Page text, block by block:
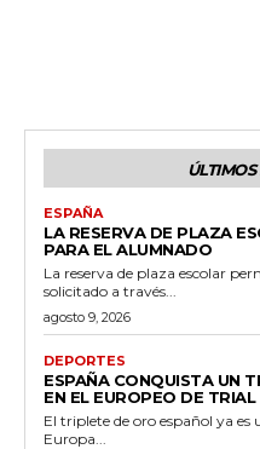
ESPAÑA
LA RESERVA DE PLAZA
PARA EL ALUMNADO
La reserva de plaza escolar
solicitado a través...
agosto 9, 2026
DEPORTES
ESPAÑA CONQUISTA UN
EN EL EUROPEO DE TRIAL
El triplete de oro español ya
Europa...